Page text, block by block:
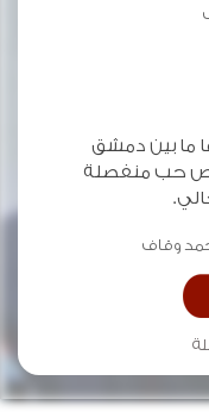
ما بين دمشق
حب منفصلة
وقاف